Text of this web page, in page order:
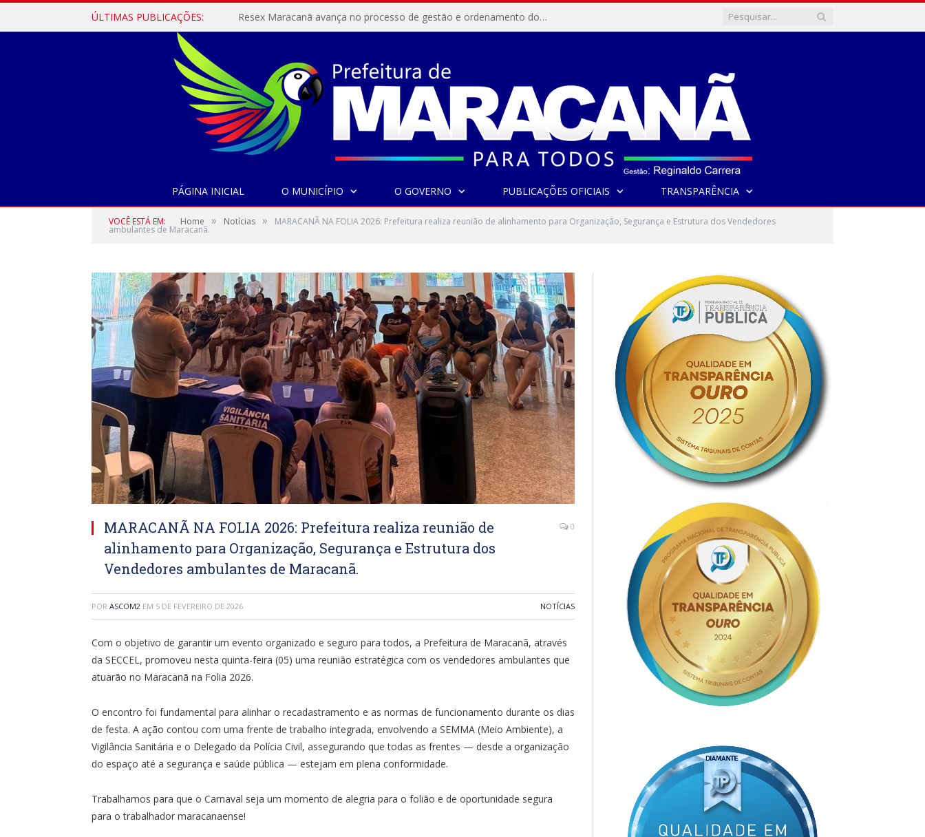
ÚLTIMAS PUBLICAÇÕES: Resex Maracanã avança no processo de gestão e ordenamento do turismo em nossas áreas protegidas.
PÁGINA INICIAL O MUNICÍPIO O GOVERNO PUBLICAÇÕES OFICIAIS TRANSPARÊNCIA
VOCÊ ESTÁ EM: Home » Notícias » MARACANÃ NA FOLIA 2026: Prefeitura realiza reunião de alinhamento para Organização, Segurança e Estrutura dos Vendedores
ambulantes de Maracanã.
MARACANÃ NA FOLIA 2026: Prefeitura realiza reunião de
alinhamento para Organização, Segurança e Estrutura dos
Vendedores ambulantes de Maracanã.
0
POR ASCOM2 EM 5 DE FEVEREIRO DE 2026 NOTÍCIAS
Com o objetivo de garantir um evento organizado e seguro para todos, a Prefeitura de Maracanã, através
da SECCEL, promoveu nesta quinta-feira (05) uma reunião estratégica com os vendedores ambulantes que
atuarão no Maracanã na Folia 2026.
O encontro foi fundamental para alinhar o recadastramento e as normas de funcionamento durante os dias
de festa. A ação contou com uma frente de trabalho integrada, envolvendo a SEMMA (Meio Ambiente), a
Vigilância Sanitária e o Delegado da Polícia Civil, assegurando que todas as frentes — desde a organização
do espaço até a segurança e saúde pública — estejam em plena conformidade.
Trabalhamos para que o Carnaval seja um momento de alegria para o folião e de oportunidade segura
para o trabalhador maracanaense!